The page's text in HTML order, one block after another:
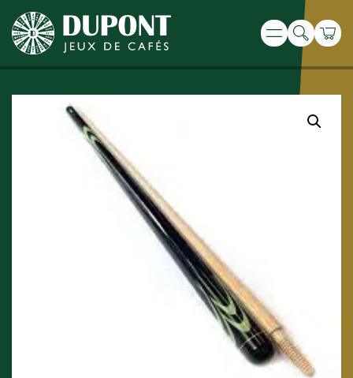
Menu
Recherche